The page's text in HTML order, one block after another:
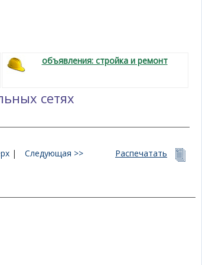
объявления: стройка и ремонт
сетях
| Следующая >> Распечатать